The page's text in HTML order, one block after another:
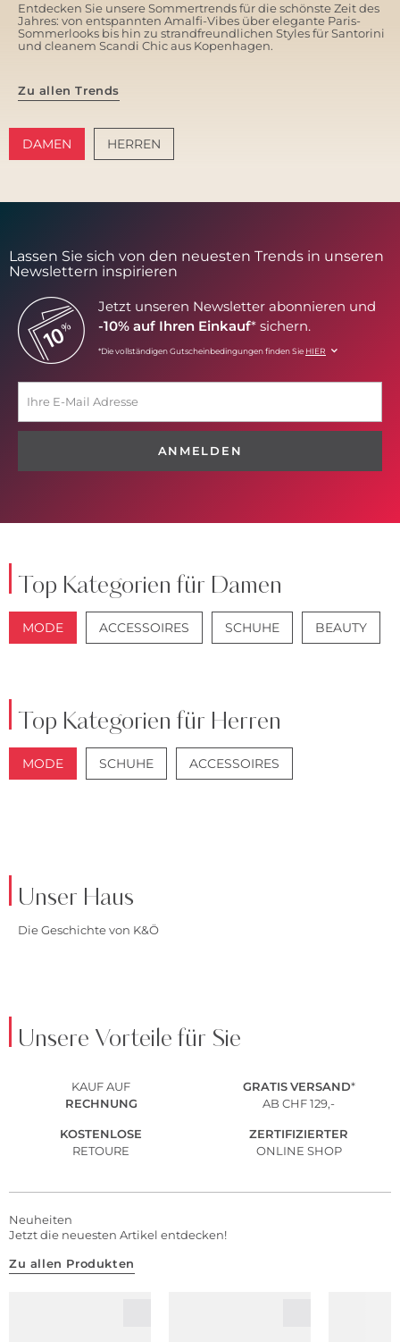
Entdecken Sie unsere Sommertrends für die schönste Zeit des
Jahres: von entspannten Amalfi-Vibes über elegante Paris-
Sommerlooks bis hin zu strandfreundlichen Styles für Santorini
und cleanem Scandi Chic aus Kopenhagen.
Zu allen Trends
DAMEN HERREN
Lassen Sie sich von den neuesten Trends in unseren
Newslettern inspirieren
Jetzt unseren Newsletter abonnieren und
-10% auf Ihren Einkauf* sichern.
*Die vollständigen Gutscheinbedingungen finden Sie HIER
ANMELDEN
Top Kategorien für Damen
MODE ACCESSOIRES SCHUHE BEAUTY
Top Kategorien für Herren
MODE SCHUHE ACCESSOIRES
Unser Haus
Die Geschichte von K&Ö
Unsere Vorteile für Sie
KAUF AUF
RECHNUNG
GRATIS VERSAND*
AB CHF 129,-
KOSTENLOSE
RETOURE
ZERTIFIZIERTER
ONLINE SHOP
Neuheiten
Jetzt die neuesten Artikel entdecken!
Zu allen Produkten